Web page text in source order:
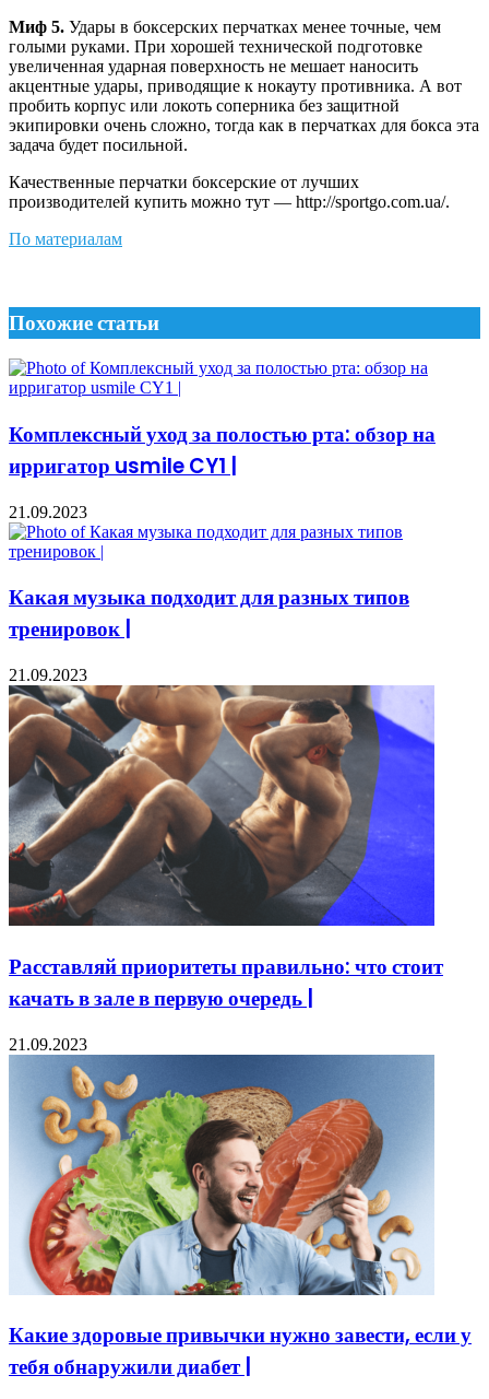
Миф 5. Удары в боксерских перчатках менее точные, чем
голыми руками. При хорошей технической подготовке
увеличенная ударная поверхность не мешает наносить
акцентные удары, приводящие к нокауту противника. А вот
пробить корпус или локоть соперника без защитной
экипировки очень сложно, тогда как в перчатках для бокса эта
задача будет посильной.
Качественные перчатки боксерские от лучших
производителей купить можно тут — http://sportgo.com.ua/.
По материалам
Похожие статьи
Комплексный уход за полостью рта: обзор на
ирригатор usmile CY1 |
21.09.2023
Какая музыка подходит для разных типов
тренировок |
21.09.2023
Расставляй приоритеты правильно: что стоит
качать в зале в первую очередь |
21.09.2023
Какие здоровые привычки нужно завести, если у
тебя обнаружили диабет |